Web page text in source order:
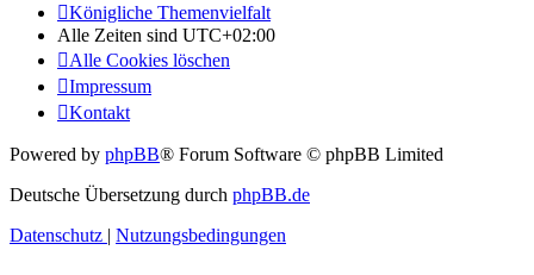
Königliche Themenvielfalt
Alle Zeiten sind UTC+02:00
Alle Cookies löschen
Impressum
Kontakt
Powered by phpBB® Forum Software © phpBB Limited
Deutsche Übersetzung durch phpBB.de
Datenschutz | Nutzungsbedingungen